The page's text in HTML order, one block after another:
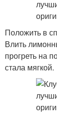
Положить в
Влить
прогреть на
стала мягкой.